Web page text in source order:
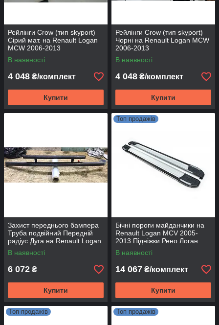
Рейлінги Crow (тип skyport)
Сірий мат. на Renault Logan
MCW 2006-2013
В наявності
4 048 ₴/комплект
Купити
Рейлінги Crow (тип skyport)
Чорні на Renault Logan MCW
2006-2013
В наявності
4 048 ₴/комплект
Купити
Захист переднього бампера
Труба подвійний Передній
радіус Дуга на Renault Logan
MCV 2004-2013
В наявності
6 072 ₴
Купити
Топ продажів
Бічні пороги майданчики на
Renault Logan MCV 2005-
2013 Підніжки Рено Логан
МЦВ Rainbow
В наявності
14 067 ₴/комплект
Купити
Топ продажів Топ продажів